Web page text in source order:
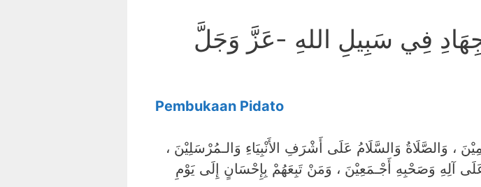
فِي سَبِيلِ اللهِ -عَزَّ وَجَلَّ
Pembukaan Pidato
وَعَلَى آلِهِ وَصَحْبِهِ أَجْـمَعِيْنَ ، وَمَنْ تَبِعَهُمْ بِإِحْسَانٍ إِلَى يَوْمِ